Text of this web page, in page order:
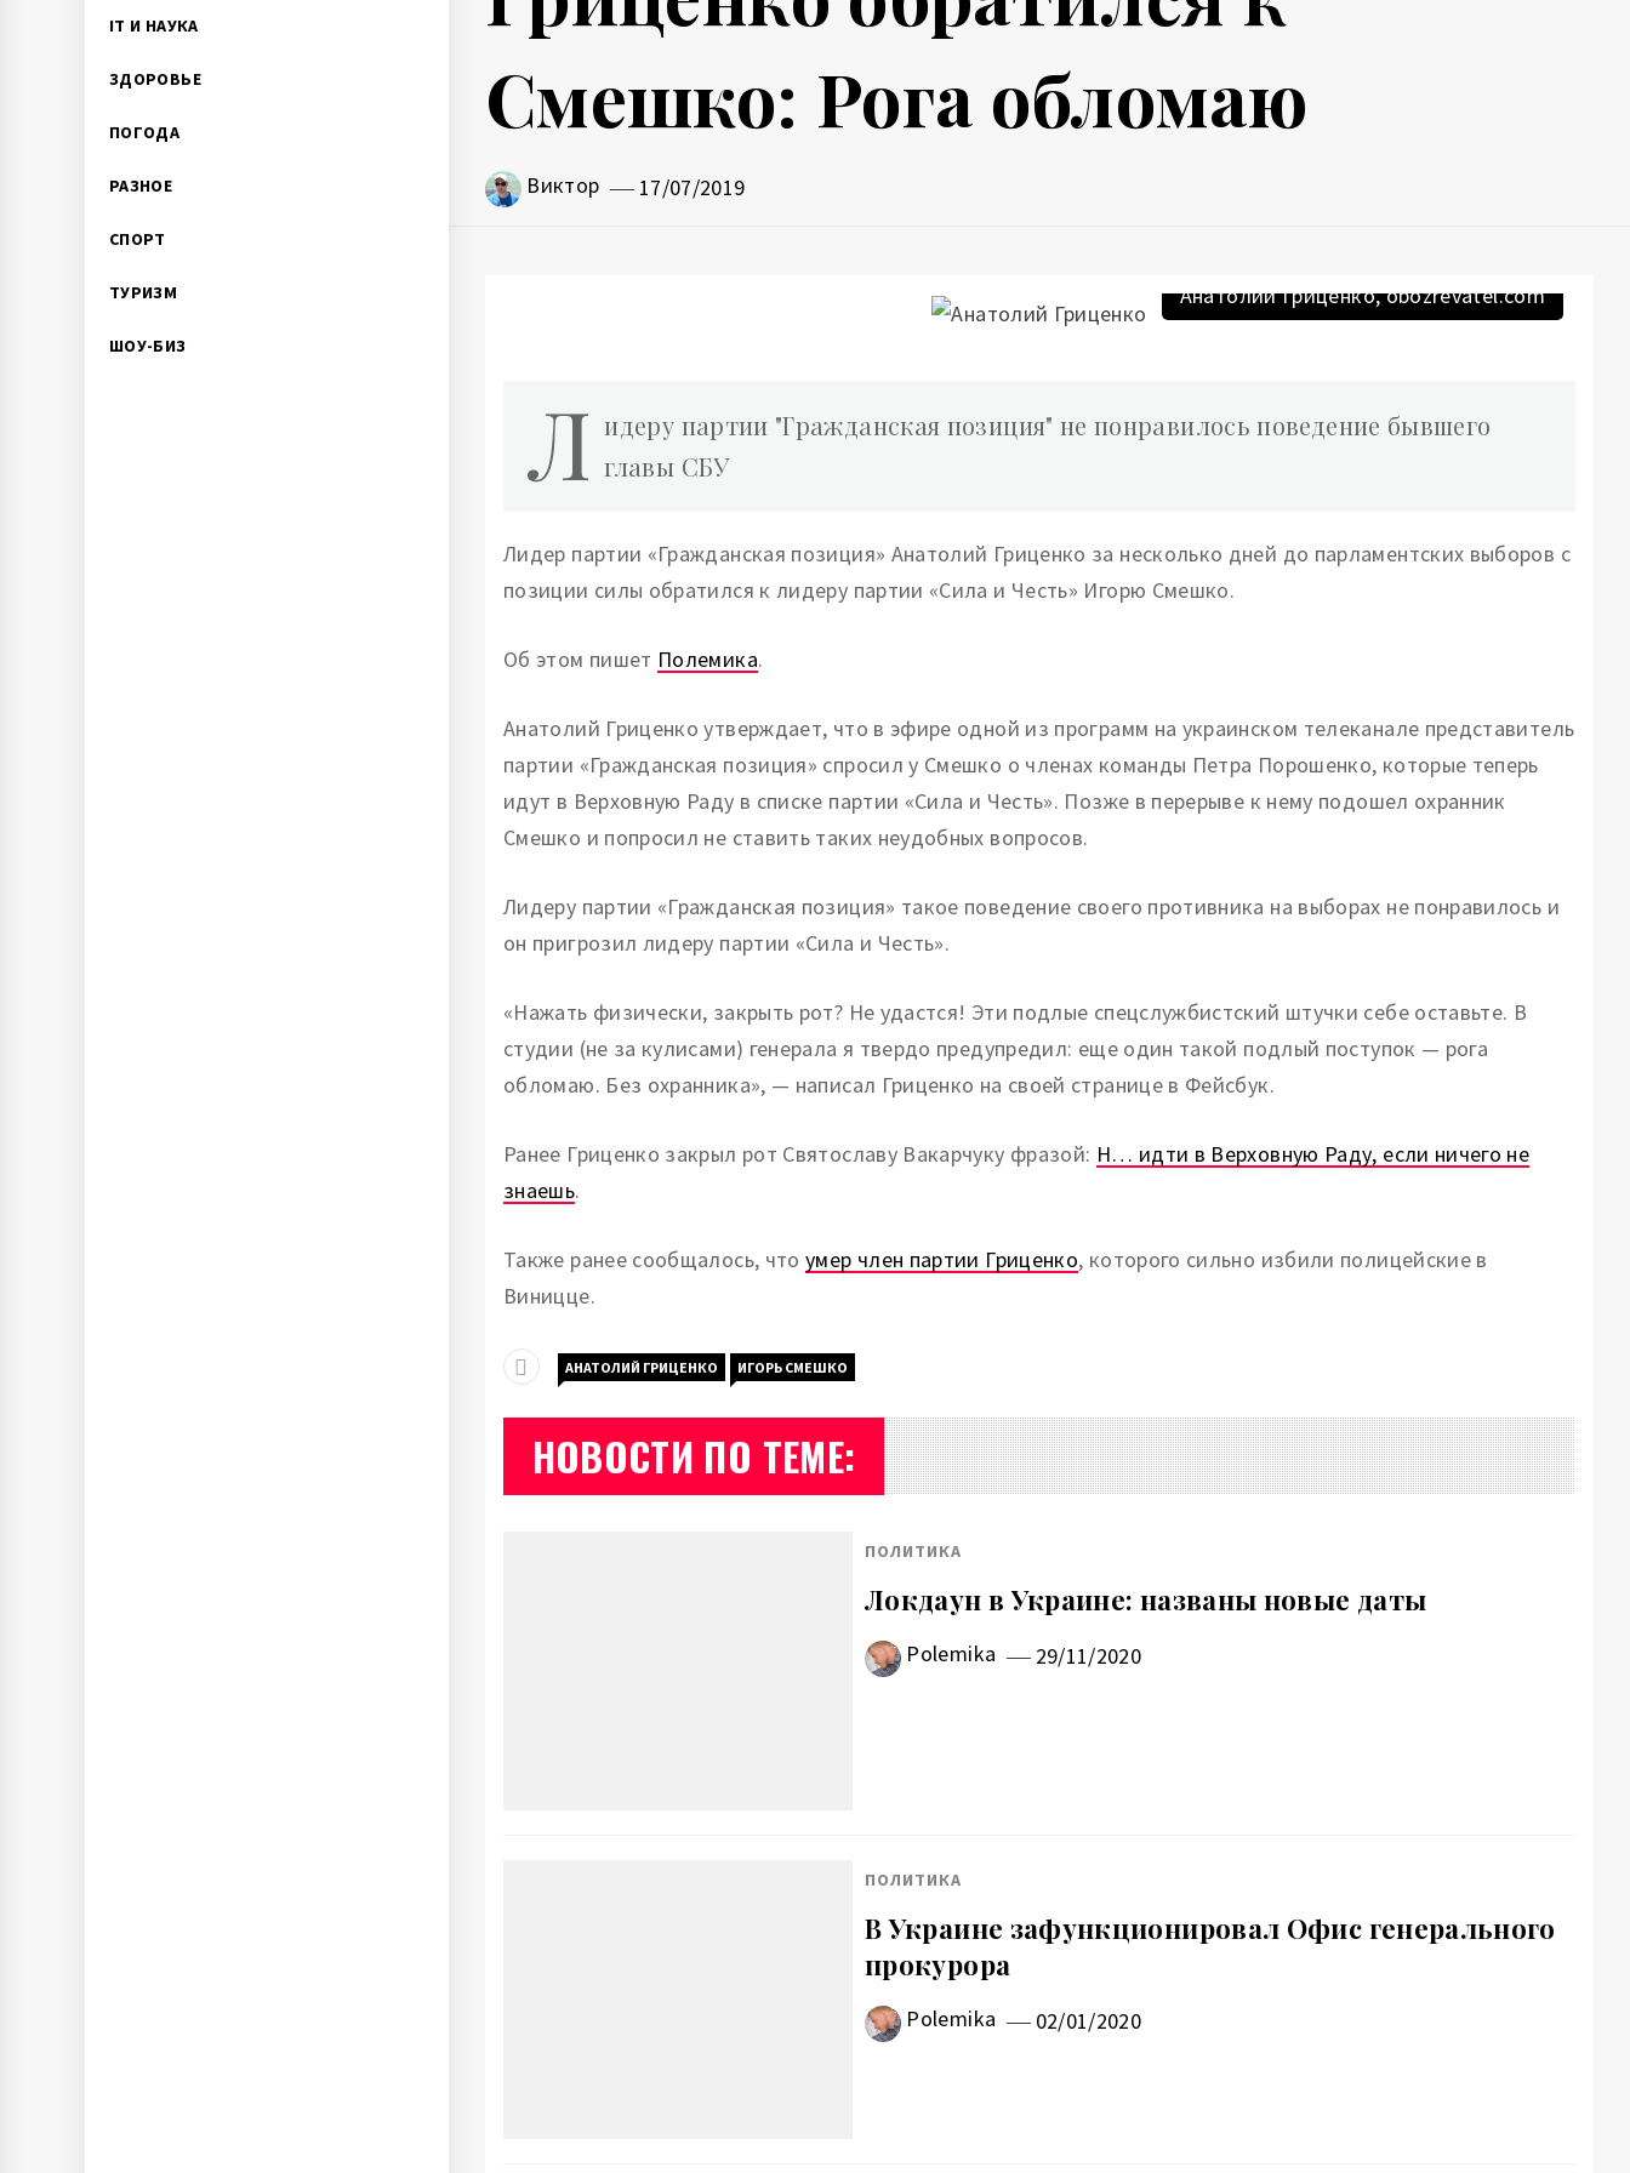
IT И НАУКА
ЗДОРОВЬЕ
ПОГОДА
РАЗНОЕ
СПОРТ
ТУРИЗМ
ШОУ-БИЗ
Смешко: Рога обломаю
Виктор 17/07/2019
Анатолий Гриценко, obozrevatel.com
Л идеру партии "Гражданская позиция" не понравилось поведение бывшего
главы СБУ
Лидер партии «Гражданская позиция» Анатолий Гриценко за несколько дней до парламентских выборов с
позиции силы обратился к лидеру партии «Сила и Честь» Игорю Смешко.
Об этом пишет Полемика.
Анатолий Гриценко утверждает, что в эфире одной из программ на украинском телеканале представитель
партии «Гражданская позиция» спросил у Смешко о членах команды Петра Порошенко, которые теперь
идут в Верховную Раду в списке партии «Сила и Честь». Позже в перерыве к нему подошел охранник
Смешко и попросил не ставить таких неудобных вопросов.
Лидеру партии «Гражданская позиция» такое поведение своего противника на выборах не понравилось и
он пригрозил лидеру партии «Сила и Честь».
«Нажать физически, закрыть рот? Не удастся! Эти подлые спецслужбистский штучки себе оставьте. В
студии (не за кулисами) генерала я твердо предупредил: еще один такой подлый поступок — рога
обломаю. Без охранника», — написал Гриценко на своей странице в Фейсбук.
Ранее Гриценко закрыл рот Святославу Вакарчуку фразой: Н… идти в Верховную Раду, если ничего не
знаешь.
Также ранее сообщалось, чтоумер член партии Гриценко, которого сильно избили полицейские в
Виницце.
АНАТОЛИЙ ГРИЦЕНКО ИГОРЬ СМЕШКО
НОВОСТИ ПО ТЕМЕ:
ПОЛИТИКА
Локдаун в Украине: названы новые даты
Polemika 29/11/2020
ПОЛИТИКА
В Украине зафункционировал Офис генерального
прокурора
Polemika 02/01/2020